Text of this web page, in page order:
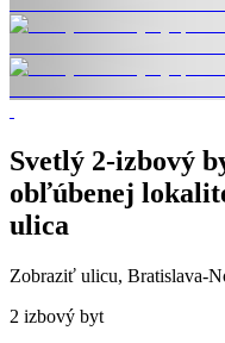
Svetlý 2-izbový
obľúbenej
ulica
Zobraziť ulicu, Bratislava-
2 izbový byt